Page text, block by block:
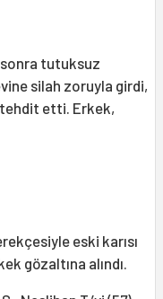
sonra tutuksuz
silah zoruyla girdi,
tehdit etti. Erkek,
eski karısı
gözaltına alındı.